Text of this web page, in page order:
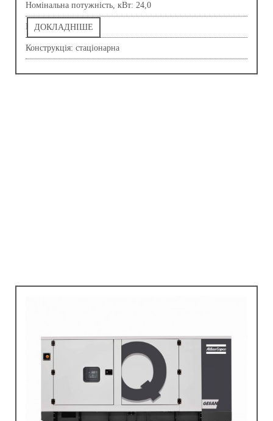
Номінальна потужність, кВт: 24,0
Напруга, В: 230,0
Конструкція: стаціонарна
ДОКЛАДНІШЕ